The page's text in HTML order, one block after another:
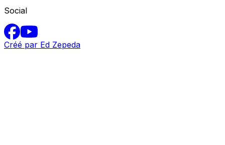
Social
Créé par Ed Zepeda